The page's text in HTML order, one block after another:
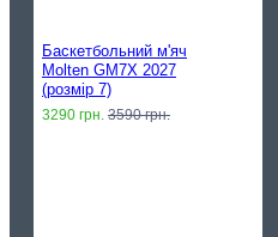
Баскетбольний м'яч
Molten GM7X 2027
(розмір 7)
3290 грн. 3590 грн.